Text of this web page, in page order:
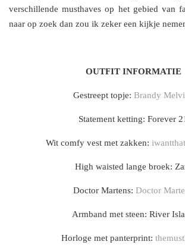
verschillende musthaves op het gebied van
naar op zoek dan zou ik zeker een kijkje
OUTFIT INFORMATIE
Gestreept topje: Brandy
Statement ketting: Forever
Wit comfy vest met zakken:
High waisted lange broek:
Doctor Martens: Doctor
Armband met steen: River
Horloge met panterprint: